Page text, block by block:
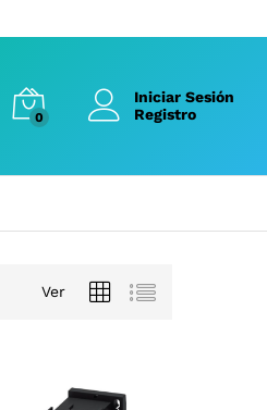
0
Iniciar Sesión
Registro
Ver